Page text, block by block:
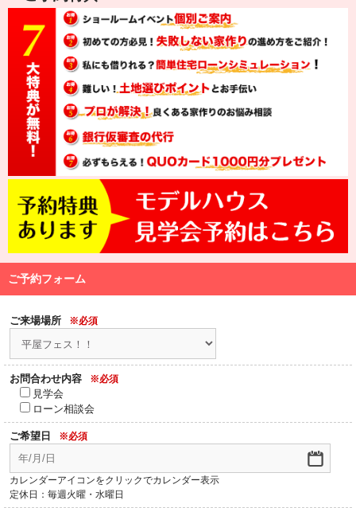
ご予約フォーム
ご来場場所 ※必須
お問合わせ内容 ※必須
見学会
ローン相談会
ご希望日 ※必須
カレンダーアイコンをクリックでカレンダー表示
定休日：毎週火曜・水曜日